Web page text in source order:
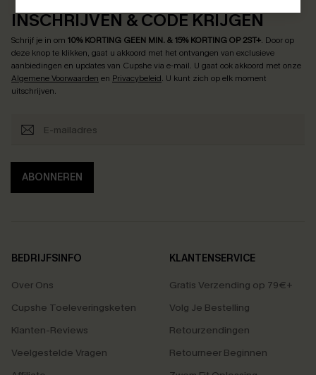
INSCHRIJVEN & CODE KRIJGEN
Schrijf je in om 10% KORTING GEEN MIN. & 15% KORTING OP 2ST+. Door op
deze knop te klikken, gaat u akkoord met het ontvangen van exclusieve
aanbiedingen en updates van Cupshe via e-mail. U gaat ook akkoord met onze
Algemene Voorwaarden en Privacybeleid. U kunt zich op elk moment
uitschrijven.
ABONNEREN
BEDRIJFSINFO
Over Ons
Cupshe Toeleveringsketen
Klanten-Reviews
Veelgestelde Vragen
KLANTENSERVICE
Gratis Verzending op 79€+
Volg Je Bestelling
Retourzendingen
Retourneer Beginnen